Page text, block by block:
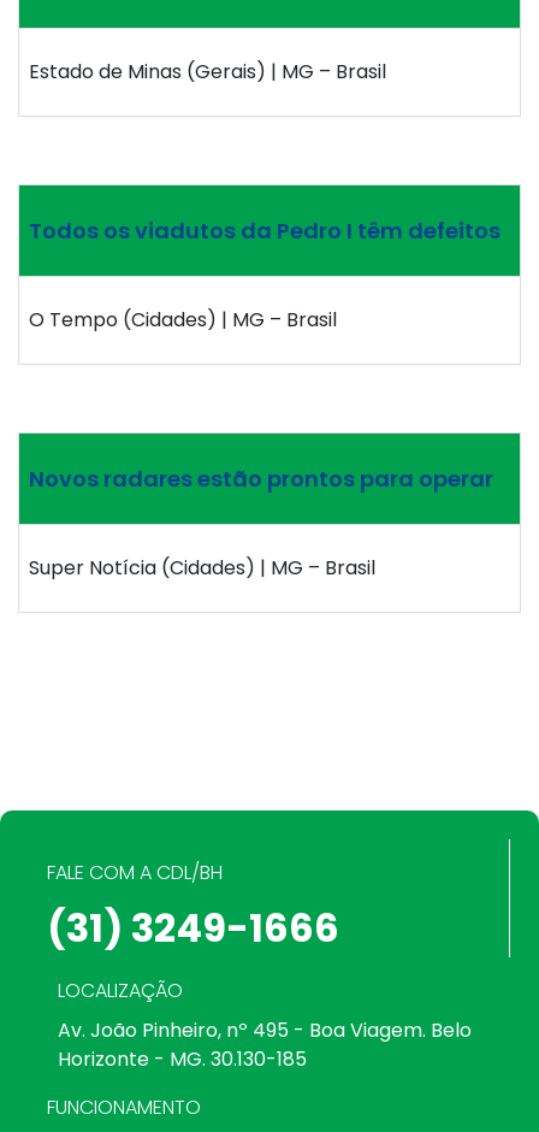
Estado de Minas (Gerais) | MG – Brasil
Todos os viadutos da Pedro I têm defeitos
O Tempo (Cidades) | MG – Brasil
Novos radares estão prontos para operar
Super Notícia (Cidades) | MG – Brasil
FALE COM A CDL/BH
(31) 3249-1666
LOCALIZAÇÃO
Av. João Pinheiro, nº 495 - Boa Viagem. Belo
Horizonte - MG. 30.130-185
FUNCIONAMENTO